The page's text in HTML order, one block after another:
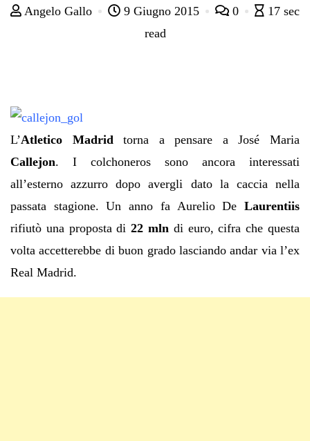
Angelo Gallo 9 Giugno 2015 0
17 sec
read
L’Atletico Madrid torna a pensare a José Maria
Callejon. I colchoneros sono ancora interessati
all’esterno azzurro dopo avergli dato la caccia nella
passata stagione. Un anno fa Aurelio De Laurentiis
rifiutò una proposta di22 mln di euro, cifra che questa
volta accetterebbe di buon grado lasciando andar via l’ex
Real Madrid.